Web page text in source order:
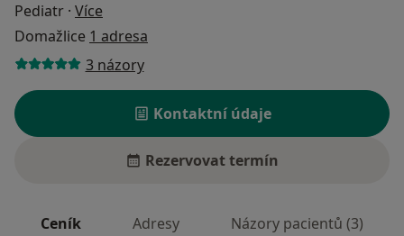
Pediatr · Více
Domažlice 1 adresa
3 názory
Kontaktní údaje
Rezervovat termín
Ceník Adresy Názory pacientů (3)